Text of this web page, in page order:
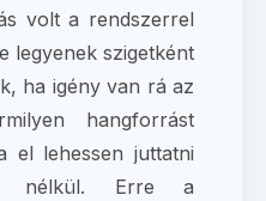
volt a rendszerrel
legyenek szigetként
ha igény van rá az
hangforrást
el lehessen juttatni
nélkül. Erre a